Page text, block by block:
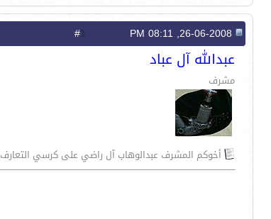
1
عبدالله آل عباد
مشرف
أخوكم المشرف عبدالوهاب آل راضي على كرسي التعارف